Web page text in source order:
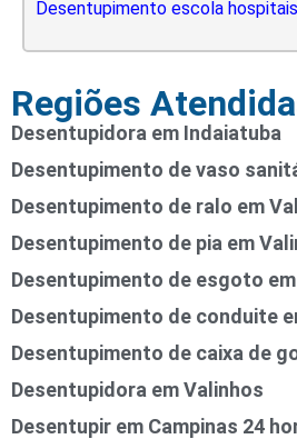
Desentupimento escola hospitais
Regiões
Desentupidora em Indaiatuba
Desentupimento de vaso
Desentupimento de ralo em
Desentupimento de pia em
Desentupimento de esgoto
Desentupimento de conduite
Desentupimento de caixa de
Desentupidora em Valinhos
Desentupir em Campinas 24